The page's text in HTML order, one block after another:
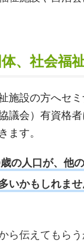
、社会福
施設の方へセ
議会）有資格
ます。
の人口が、他
いかもしれま
ら伝えてもら